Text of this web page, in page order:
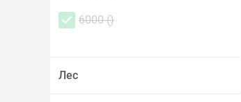
6000 ()
Лес